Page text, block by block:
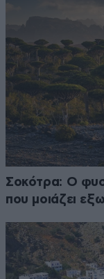
Σοκότρα: Ο
που μοιάζει